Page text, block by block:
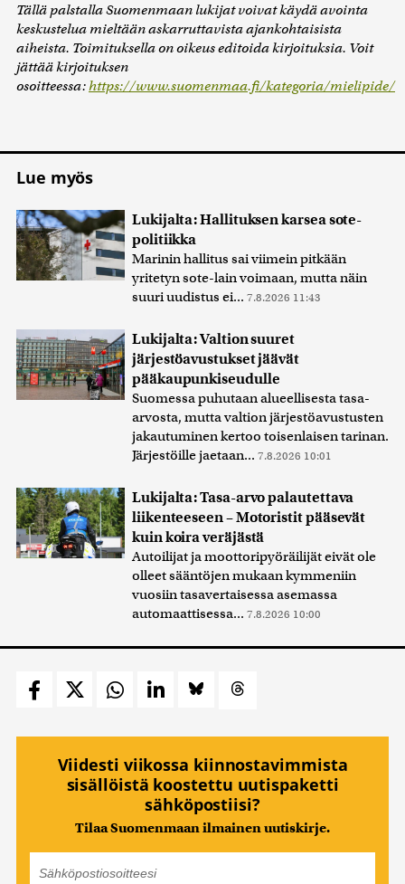
Tällä palstalla Suomenmaan lukijat voivat käydä avointa
keskustelua mieltään askarruttavista ajankohtaisista
aiheista. Toimituksella on oikeus editoida kirjoituksia. Voit
jättää kirjoituksen
osoitteessa:https://www.suomenmaa.fi/kategoria/mielipide/
Lue myös
Lukijalta: Hallituksen karsea sote-
politiikka
Marinin hallitus sai viimein pitkään
yritetyn sote-lain voimaan, mutta näin
suuri uudistus ei... 7.8.2026 11:43
Lukijalta: Valtion suuret
järjestöavustukset jäävät
pääkaupunkiseudulle
Suomessa puhutaan alueellisesta tasa-
arvosta, mutta valtion järjestöavustusten
jakautuminen kertoo toisenlaisen tarinan.
Järjestöille jaetaan... 7.8.2026 10:01
Lukijalta: Tasa-arvo palautettava
liikenteeseen – Motoristit pääsevät
kuin koira veräjästä
Autoilijat ja moottoripyöräilijät eivät ole
olleet sääntöjen mukaan kymmeniin
vuosiin tasavertaisessa asemassa
automaattisessa... 7.8.2026 10:00
Viidesti viikossa kiinnostavimmista
sisällöistä koostettu uutispaketti
sähköpostiisi?
Tilaa Suomenmaan ilmainen uutiskirje.